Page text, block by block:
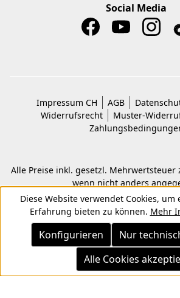
Social Media
Impressum CH AGB
Widerrufsrecht
Muster-
Alle Preise inkl. gesetzl. Mehrwertsteuer
wenn nicht anders
© 2026 Copyright © Kwon KG. Alle
Diese Website verwendet Cookies,
Erfahrung bieten zu können. Mehr
Nur
Konfigurieren
Alle Cookies